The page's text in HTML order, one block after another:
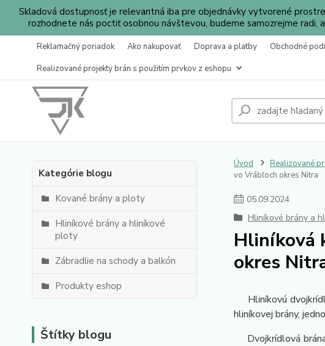
Skladová dostupnosť je relevantná iba pre objednávky vytvorené
rozhodnete nás poctiť osobnou návštevou, budeme samozrejme
Reklamačný poriadok Ako nakupovať Doprava a platby Obchodné
Realizované projekty brán s použitím prvkov z eshopu
Kategórie blogu
Kované brány a ploty
Hliníkové brány a hliníkové
ploty
Zábradlie na schody a balkón
Produkty eshop
Štítky blogu
Úvod Realizované
vo Vrábľoch okres Nitra
05.09.2024
Hliníkové brány a
Hliníková
okres
Hliníkovú
hliníkovej brány,
Dvojkrídlová